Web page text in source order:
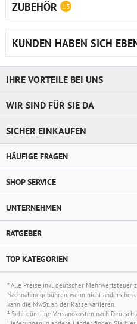
ZUBEHÖR 13
KUNDEN HABEN SICH
IHRE VORTEILE BEI UNS
WIR SIND FÜR SIE DA
SICHER EINKAUFEN
HÄUFIGE FRAGEN
SHOP SERVICE
UNTERNEHMEN
RATGEBER
TOP KATEGORIEN
* Alle Preise inkl. deutscher Mehrwertsteuer
Nachnahmegebühren, wenn nicht anders
kann die MwSt. an der Kasse variieren.
¹ Sehr günstige Versandkosten nach